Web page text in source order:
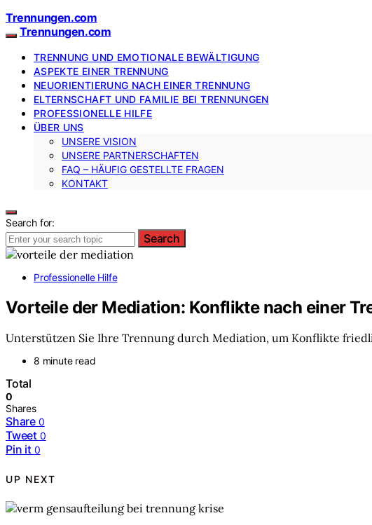
Trennungen.com
Trennungen.com
TRENNUNG UND EMOTIONALE BEWÄLTIGUNG
ASPEKTE EINER TRENNUNG
NEUORIENTIERUNG NACH EINER TRENNUNG
ELTERNSCHAFT UND FAMILIE BEI TRENNUNGEN
PROFESSIONELLE HILFE
ÜBER UNS
UNSERE VISION
UNSERE PARTNERSCHAFTEN
FAQ – HÄUFIG GESTELLTE FRAGEN
KONTAKT
Search for:
Search
Professionelle Hilfe
Vorteile der Mediation: Konflikte nach einer
Unterstützen Sie Ihre Trennung durch Mediation, um Konflikte
8 minute read
Total
0
Shares
Share 0
Tweet 0
Pin it 0
UP NEXT